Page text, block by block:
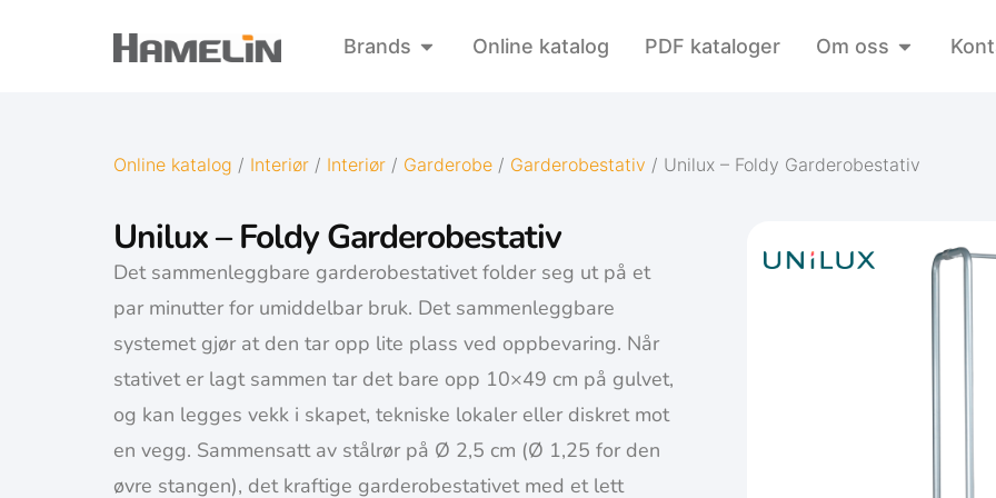
Brands Online katalog PDF kataloger Om oss
Online katalog / Interiør / Interiør / Garderobe / Garderobestativ / Unilux – Foldy Garderobestativ
Unilux – Foldy Garderobestativ
Det sammenleggbare garderobestativet folder seg ut på et
par minutter for umiddelbar bruk. Det sammenleggbare
systemet gjør at den tar opp lite plass ved oppbevaring. Når
stativet er lagt sammen tar det bare opp 10×49 cm på gulvet,
og kan legges vekk i skapet, tekniske lokaler eller diskret mot
en vegg. Sammensatt av stålrør på Ø 2,5 cm (Ø 1,25 for den
øvre stangen), det kraftige garderobestativet med et lett